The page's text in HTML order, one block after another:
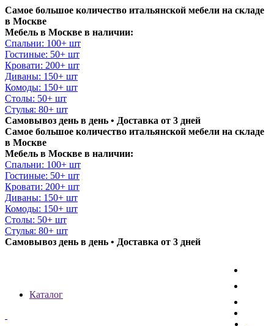
Самое большое количество итальянской мебели на складе
в Москве
Мебель в Москве в наличии:
Спальни: 100+ шт
Гостиные: 50+ шт
Кровати: 200+ шт
Диваны: 150+ шт
Комоды: 150+ шт
Столы: 50+ шт
Стулья: 80+ шт
Самовывоз день в день • Доставка от 3 дней
Самое большое количество итальянской мебели на складе
в Москве
Мебель в Москве в наличии:
Спальни: 100+ шт
Гостиные: 50+ шт
Кровати: 200+ шт
Диваны: 150+ шт
Комоды: 150+ шт
Столы: 50+ шт
Стулья: 80+ шт
Самовывоз день в день • Доставка от 3 дней
Каталог